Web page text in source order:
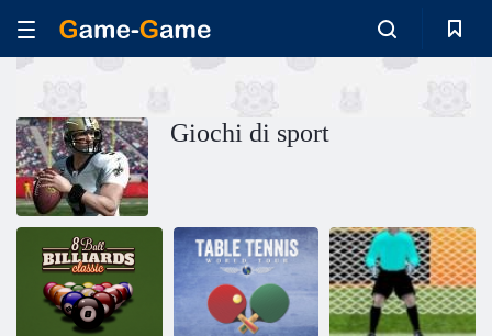
Giochi di sport